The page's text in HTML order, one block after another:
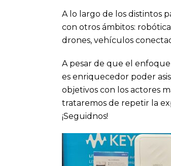
A lo largo de los distintos
con otros ámbitos:
drones, vehículos
A pesar de que el
es enriquecedor poder
objetivos con los actores
trataremos de repetir la
¡Seguidnos!